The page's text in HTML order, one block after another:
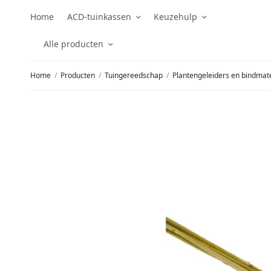
Home ACD-tuinkassen Keuzehulp
Alle producten
Home / Producten / Tuingereedschap / Plantengeleiders en